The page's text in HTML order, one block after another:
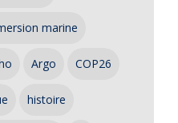
marine
Argo COP26
histoire